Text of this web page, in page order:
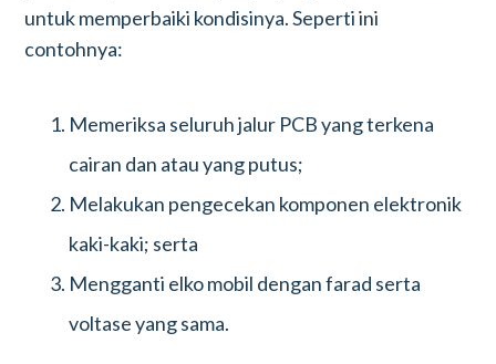
untuk memperbaiki kondisinya. Seperti ini
contohnya:
Memeriksa seluruh jalur PCB yang terkena
cairan dan atau yang putus;
Melakukan pengecekan komponen elektronik
kaki-kaki; serta
Mengganti elko mobil dengan farad serta
voltase yang sama.